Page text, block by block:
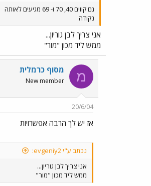
גם קווים 40, 70 ו- 69 מגיעים לאותה
נקודה
אני צריך לבן גוריון...
ממש ליד מכון "מור"
מ מסוף כרמלית
New member
20/6/04
אז יש לך הרבה אפשרויות
נכתב ע"י evgeniy2:
אני צריך לבן גוריון...
ממש ליד מכון "מור"